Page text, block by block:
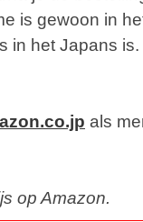
is gewoon in
in het Japans is.
als
op Amazon.